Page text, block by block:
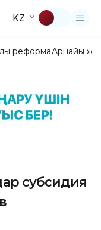
KZ
реформаАрнайы
субсидия